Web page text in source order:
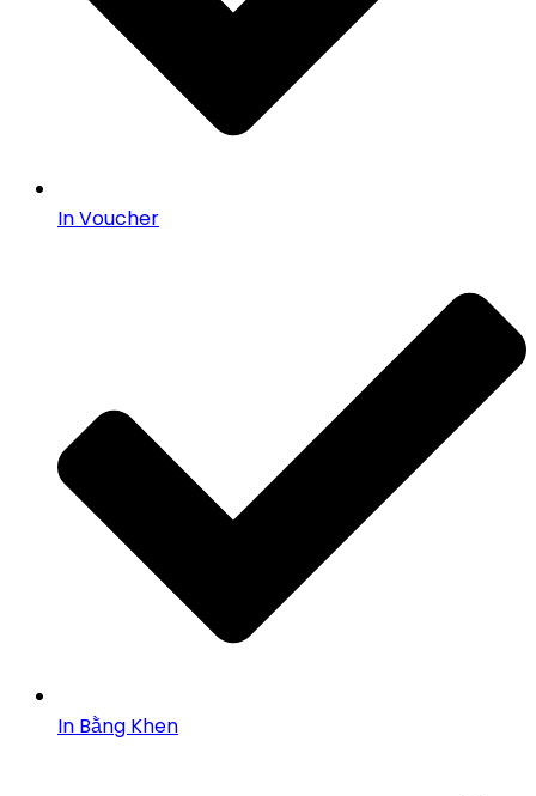
In Voucher
In Bằng Khen